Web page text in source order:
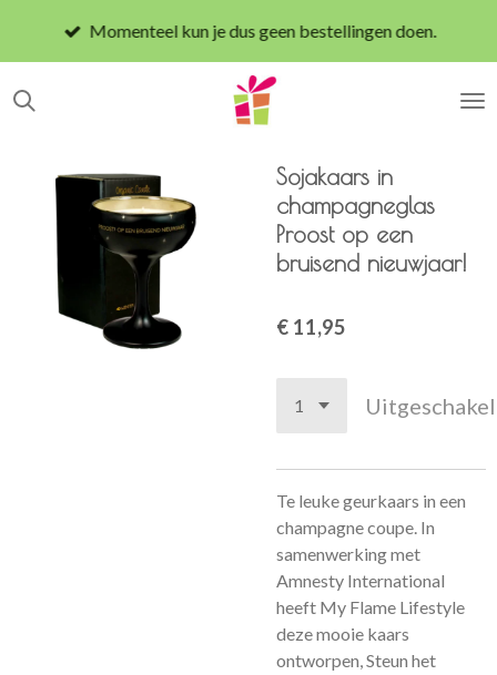
de
Momenteel kun je dus geen bestellingen doen.
Sojakaars in
champagneglas
Proost op een
bruisend nieuwjaar!
€ 11,95
Te leuke geurkaars in een
champagne coupe. In
samenwerking met
Amnesty International
heeft My Flame Lifestyle
deze mooie kaars
ontworpen, Steun het